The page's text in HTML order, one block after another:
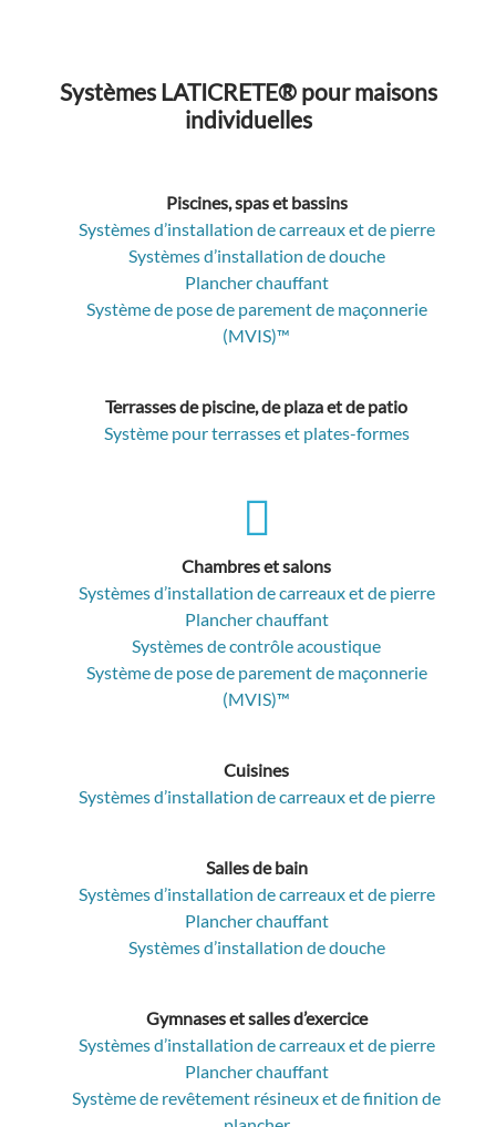
Systèmes LATICRETE® pour maisons
individuelles
Piscines, spas et bassins
Systèmes d’installation de carreaux et de pierre
Systèmes d’installation de douche
Plancher chauffant
Système de pose de parement de maçonnerie
(MVIS)™
Terrasses de piscine, de plaza et de patio
Système pour terrasses et plates-formes
Chambres et salons
Systèmes d’installation de carreaux et de pierre
Plancher chauffant
Systèmes de contrôle acoustique
Système de pose de parement de maçonnerie
(MVIS)™
Cuisines
Systèmes d’installation de carreaux et de pierre
Salles de bain
Systèmes d’installation de carreaux et de pierre
Plancher chauffant
Systèmes d’installation de douche
Gymnases et salles d’exercice
Systèmes d’installation de carreaux et de pierre
Plancher chauffant
Système de revêtement résineux et de finition de